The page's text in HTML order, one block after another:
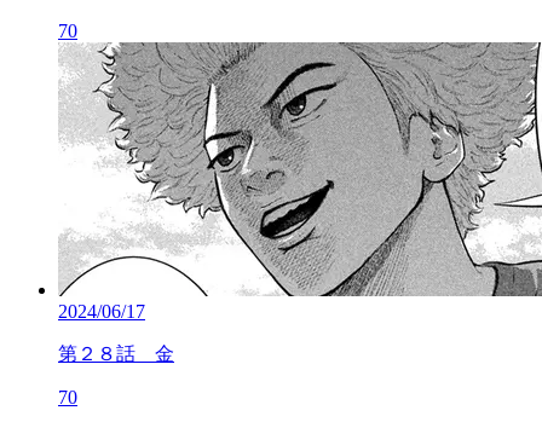
70
2024/06/17
第２８話 金
70